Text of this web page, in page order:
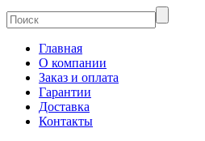
Главная
О компании
Заказ и оплата
Гарантии
Доставка
Контакты